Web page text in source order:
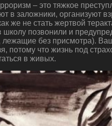
– это тяжкое
в заложники, организуют
же не стать жертвой
позвонили и
лежащие без присмотра).
потому что жизнь под
в живых.